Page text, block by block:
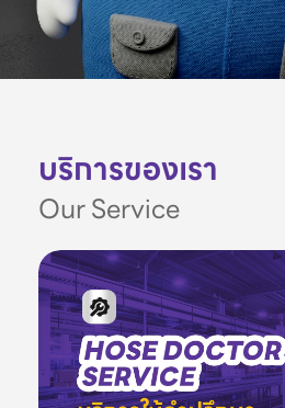
บริการของเรา
Our Service